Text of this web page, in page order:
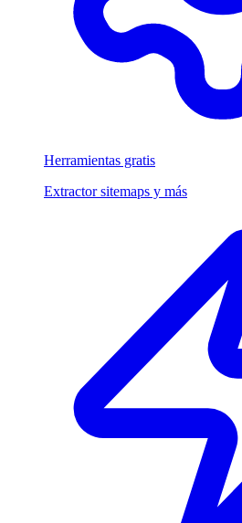
Herramientas gratis
Extractor sitemaps y más